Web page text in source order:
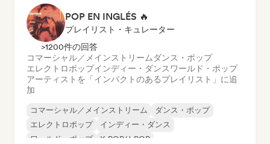
POP EN INGLÉS 🔥
プレイリスト・キュレーター
>1200件の回答
コマーシャル／メインストリーム ダンス・ポップ
エレクトロポップインディー・ダンス ワールド・ポップ
アーティストを「インパクトのあるプレイリスト」に追
加
コマーシャル／メインストリーム
ダンス・ポップ
エレクトロポップ
インディー・ダンス
ワールド・ポップ
K-POP/J-POP